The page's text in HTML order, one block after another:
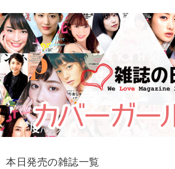
本日発売の雑誌一覧